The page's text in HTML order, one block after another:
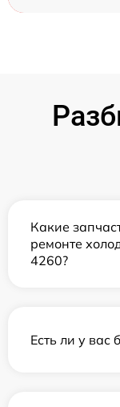
Какие
ремонте
4260?
Есть ли у вас